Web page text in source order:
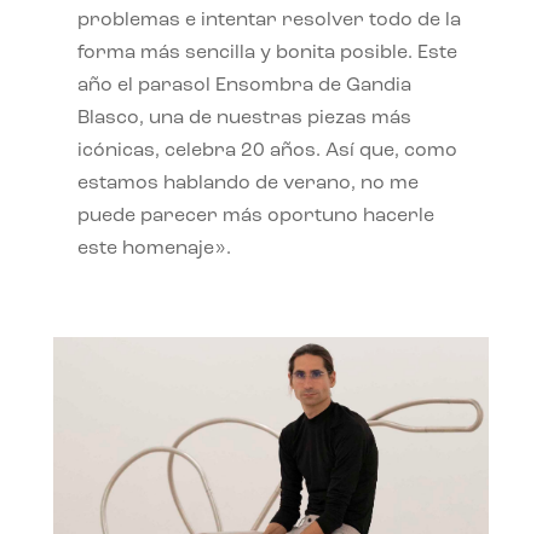
problemas e intentar resolver todo de la
forma más sencilla y bonita posible. Este
año el parasol Ensombra de Gandia
Blasco, una de nuestras piezas más
icónicas, celebra 20 años. Así que, como
estamos hablando de verano, no me
puede parecer más oportuno hacerle
este homenaje».